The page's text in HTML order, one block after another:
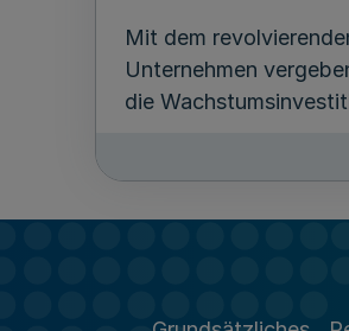
Mit dem
Unternehmen
die